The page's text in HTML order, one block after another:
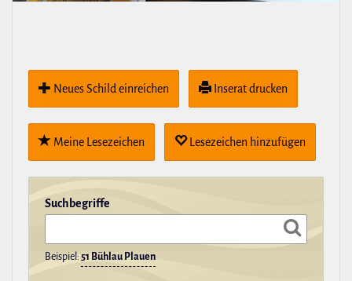
Neues Schild ein­rei­chen Inserat drucken
Meine Lese­zei­chen Lese­zei­chen hin­zu­fügen
Such­be­griffe
Beispiel: 51 Bühlau Plauen